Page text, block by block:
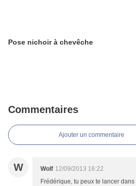
Pose nichoir à chevêche
Commentaires
Ajouter un commentaire
W Wolf 12/09/2013 16:22
Frédérique, tu peux te lancer